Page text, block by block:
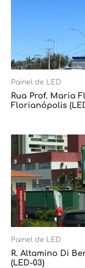
Painel de LED
Rua Prof. Maria
Florianópolis
Painel de LED
R. Altamino Di
(LED-03)